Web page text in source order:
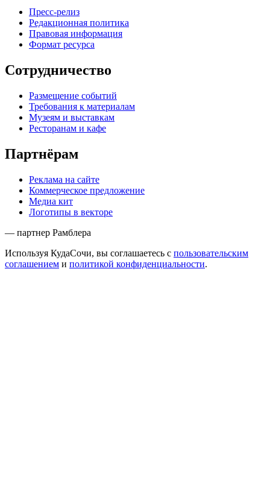
Пресс-релиз
Редакционная политика
Правовая информация
Формат ресурса
Сотрудничество
Размещение событий
Требования к материалам
Музеям и выставкам
Ресторанам и кафе
Партнёрам
Реклама на сайте
Коммерческое предложение
Медиа кит
Логотипы в векторе
— партнер Рамблера
Используя КудаСочи, вы соглашаетесь с пользовательским
соглашением и политикой конфиденциальности.